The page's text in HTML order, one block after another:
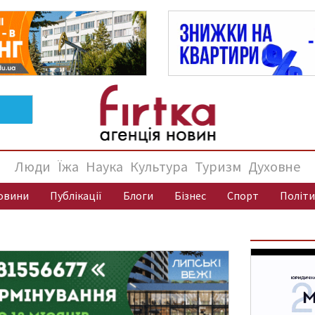
Люди Їжа Наука Культура Туризм Духовне
Публікації Блоги Бізнес Спорт